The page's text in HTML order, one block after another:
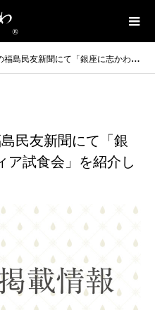
銀座に志かわ福島県メディア試食会」を紹介していただきました
民友新聞にて「銀
ア試食会」を紹介し